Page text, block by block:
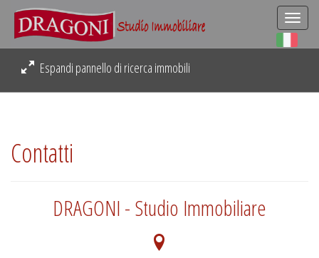
Espandi pannello di ricerca immobili
Contatti
DRAGONI - Studio Immobiliare